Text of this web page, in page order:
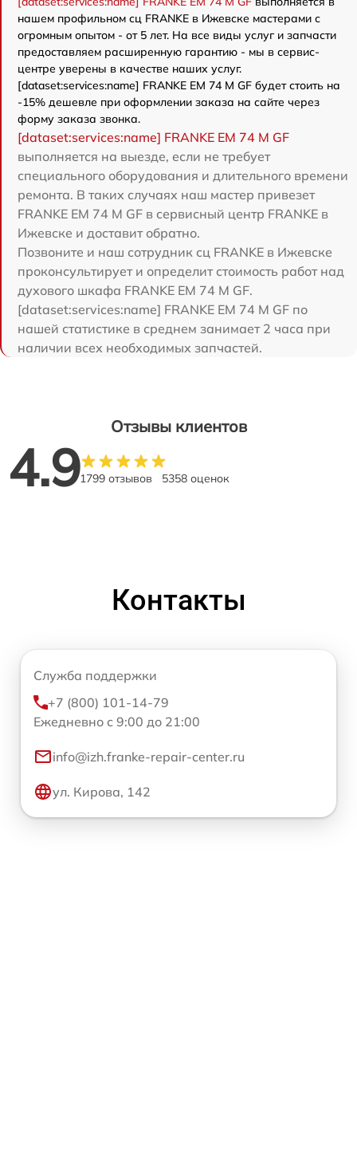
нашем профильном сц FRANKE в Ижевске мастерами с
огромным опытом - от 5 лет. На все виды услуг и запчасти
предоставляем расширенную гарантию - мы в сервис-
центре уверены в качестве наших услуг.
[dataset:services:name] FRANKE EM 74 M GF будет стоить на
-15% дешевле при оформлении заказа на сайте через
форму заказа звонка.
[dataset:services:name] FRANKE EM 74 M GF
выполняется на выезде, если не требует
специального оборудования и длительного времени
ремонта. В таких случаях наш мастер привезет
FRANKE EM 74 M GF в сервисный центр FRANKE в
Ижевске и доставит обратно.
Позвоните и наш сотрудник сц FRANKE в Ижевске
проконсультирует и определит стоимость работ над
духового шкафа FRANKE EM 74 M GF.
[dataset:services:name] FRANKE EM 74 M GF по
нашей статистике в среднем занимает 2 часа при
наличии всех необходимых запчастей.
Отзывы клиентов
4.91799 отзывов 5358 оценок
Контакты
Служба поддержки
+7 (800) 101-14-79
Ежедневно с 9:00 до 21:00
info@izh.franke-repair-center.ru
ул. Кирова, 142